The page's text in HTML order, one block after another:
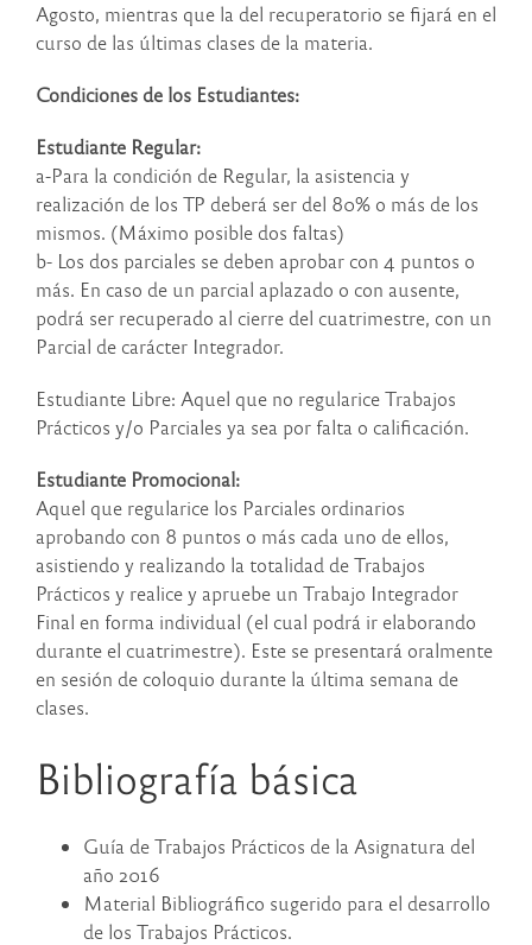
Agosto, mientras que la del recuperatorio se fijará en el
curso de las últimas clases de la materia.
Condiciones de los Estudiantes:
Estudiante Regular:
a-Para la condición de Regular, la asistencia y
realización de los TP deberá ser del 80% o más de los
mismos. (Máximo posible dos faltas)
b- Los dos parciales se deben aprobar con 4 puntos o
más. En caso de un parcial aplazado o con ausente,
podrá ser recuperado al cierre del cuatrimestre, con un
Parcial de carácter Integrador.
Estudiante Libre: Aquel que no regularice Trabajos
Prácticos y/o Parciales ya sea por falta o calificación.
Estudiante Promocional:
Aquel que regularice los Parciales ordinarios
aprobando con 8 puntos o más cada uno de ellos,
asistiendo y realizando la totalidad de Trabajos
Prácticos y realice y apruebe un Trabajo Integrador
Final en forma individual (el cual podrá ir elaborando
durante el cuatrimestre). Este se presentará oralmente
en sesión de coloquio durante la última semana de
clases.
Bibliografía básica
Guía de Trabajos Prácticos de la Asignatura del
año 2016
Material Bibliográfico sugerido para el desarrollo
de los Trabajos Prácticos.